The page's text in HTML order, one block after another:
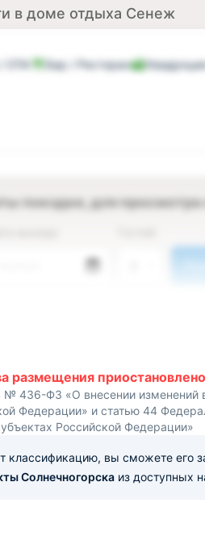
в доме отдыха Сенеж
СПА Бар / Ресторан
поездки, для
размещения
№ 436-ФЗ «О внесении
Федерации» и статью 44
Российской Федерации»
классификацию, вы сможете его
Солнечногорска из доступных